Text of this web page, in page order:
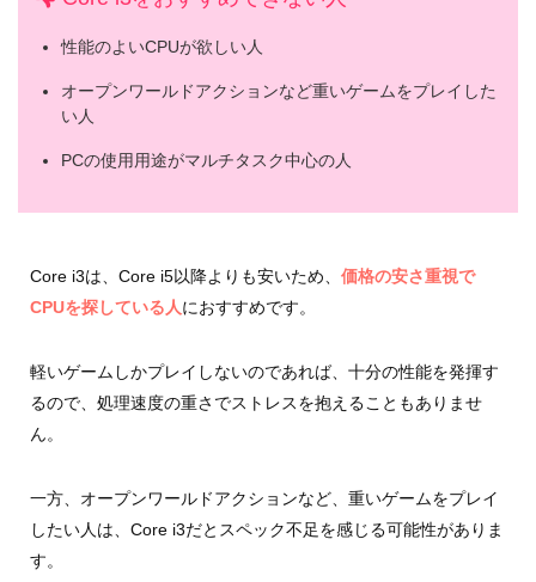
性能のよいCPUが欲しい人
オープンワールドアクションなど重いゲームをプレイした
い人
PCの使用用途がマルチタスク中心の人
Core i3は、Core i5以降よりも安いため、 価格の安さ重視で
CPUを探している人におすすめです。
軽いゲームしかプレイしないのであれば、十分の性能を発揮す
るので、処理速度の重さでストレスを抱えることもありませ
ん。
一方、オープンワールドアクションなど、重いゲームをプレイ
したい人は、Core i3だとスペック不足を感じる可能性がありま
す。